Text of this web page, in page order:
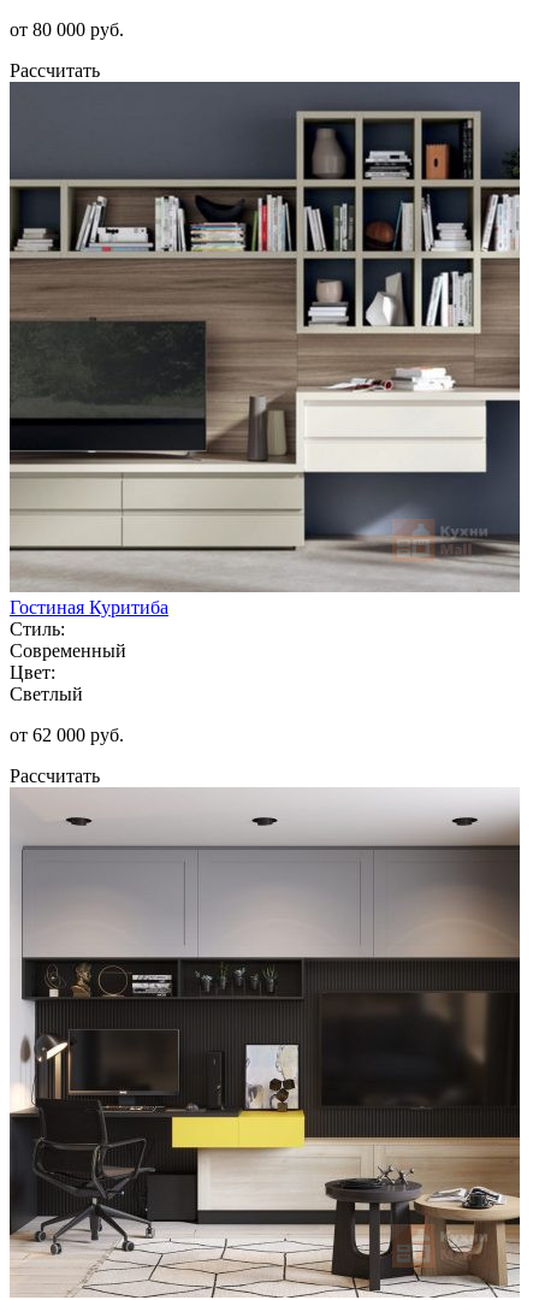
от 80 000 руб.
Рассчитать
Гостиная Куритиба
Стиль:
Современный
Цвет:
Светлый
от 62 000 руб.
Рассчитать